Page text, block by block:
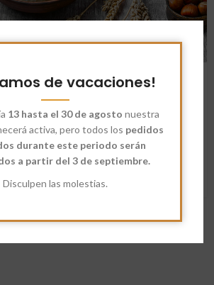
de vacaciones!
13 hasta el 30 de agosto nuestra
activa, pero todos los pedidos
durante este periodo serán
a partir del 3 de septiembre.
Disculpen las molestias.
de Fuerza
Dimayou
de Calidad ¿Qué es la Harina de Fuerza
Fuerza Harina de Fuerza Ecológic...